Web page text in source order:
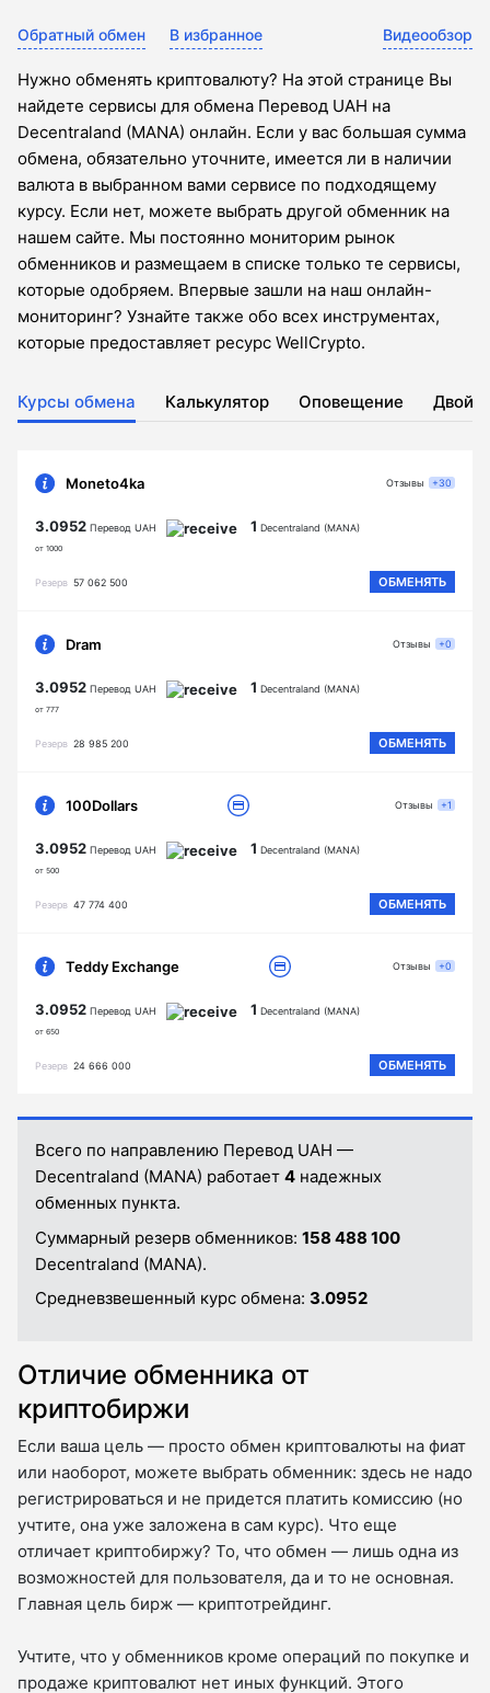
Обратный обмен В избранное Видеообзор
Нужно обменять криптовалюту? На этой странице Вы
найдете сервисы для обмена Перевод UAH на
Decentraland (MANA) онлайн. Если у вас большая сумма
обмена, обязательно уточните, имеется ли в наличии
валюта в выбранном вами сервисе по подходящему
курсу. Если нет, можете выбрать другой обменник на
нашем сайте. Мы постоянно мониторим рынок
обменников и размещаем в списке только те сервисы,
которые одобряем. Впервые зашли на наш онлайн-
мониторинг? Узнайте также обо всех инструментах,
которые предоставляет ресурс WellCrypto.
Курсы обмена Калькулятор Оповещение
Moneto4ka
3.0952 Перевод UAH
от 1000
1 Decentraland (MANA)
Резерв 57 062 500 ОБМЕНЯТЬ
Отзывы +30
Dram
3.0952 Перевод UAH
от 777
1 Decentraland (MANA)
Резерв 28 985 200 ОБМЕНЯТЬ
Отзывы +0
100Dollars
3.0952 Перевод UAH
от 500
1 Decentraland (MANA)
Резерв 47 774 400 ОБМЕНЯТЬ
Отзывы +1
Teddy Exchange
3.0952 Перевод UAH
от 650
1 Decentraland (MANA)
Резерв 24 666 000 ОБМЕНЯТЬ
Отзывы +0
Всего по направлению Перевод UAH —
Decentraland (MANA) работает 4 надежных
обменных пункта.
Суммарный резерв обменников: 158 488 100
Decentraland (MANA).
Средневзвешенный курс обмена: 3.0952
Отличие обменника от
криптобиржи
Если ваша цель — просто обмен криптовалюты на фиат
или наоборот, можете выбрать обменник: здесь не надо
регистрироваться и не придется платить комиссию (но
учтите, она уже заложена в сам курс). Что еще
отличает криптобиржу? То, что обмен — лишь одна из
возможностей для пользователя, да и то не основная.
Главная цель бирж — криптотрейдинг.
Учтите, что у обменников кроме операций по покупке и
продаже криптовалют нет иных функций. Этого